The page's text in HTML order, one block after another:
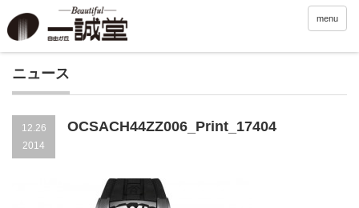
menu
ニュース
12.26
2014
OCSACH44ZZ006_Print_17404